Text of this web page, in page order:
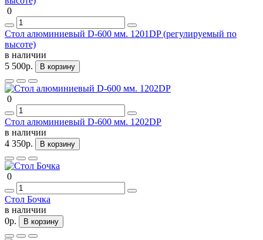
0
Стол алюминиевый D-600 мм. 1201DP (регулируемый по
высоте)
в наличии
5 500р.
В корзину
0
Стол алюминиевый D-600 мм. 1202DP
в наличии
4 350р.
В корзину
0
Стол Бочка
в наличии
0р.
В корзину